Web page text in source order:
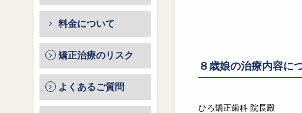
料金について
矯正治療のリスク
よくあるご質問
８歳娘の治療内容に
ひろ矯正歯科 院長殿